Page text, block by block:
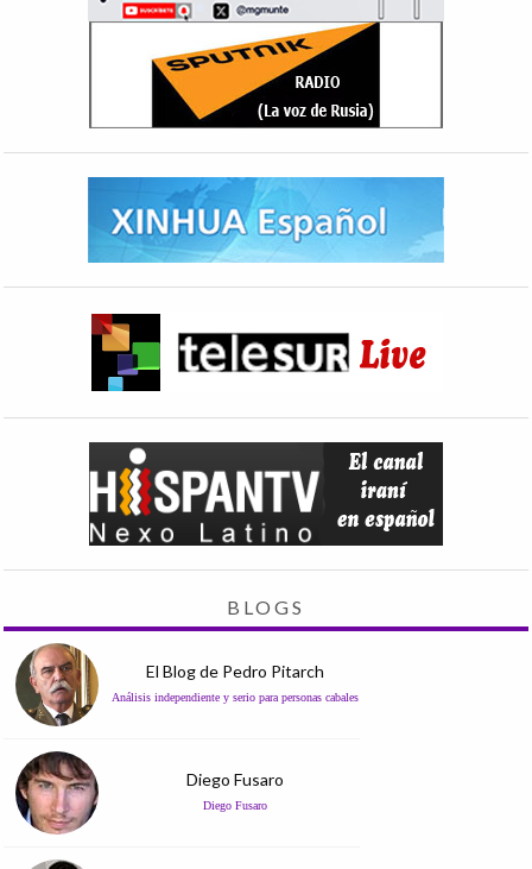
BLOGS
El Blog de Pedro Pitarch
Análisis independiente y serio para personas cabales
Diego Fusaro
Diego Fusaro